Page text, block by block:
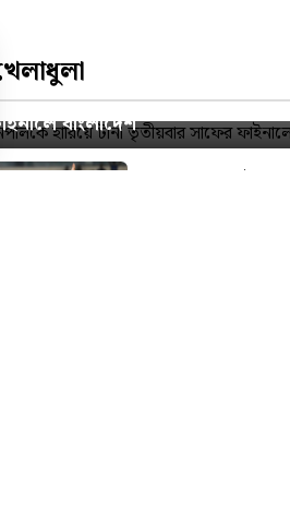
হারিয়ে টানা তৃতীয়বার সাফের
বাংলাদেশ